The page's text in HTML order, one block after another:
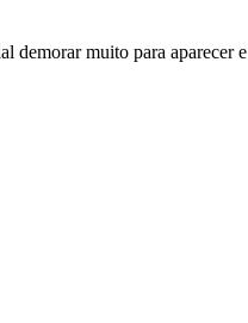
demorar muito para aparecer e